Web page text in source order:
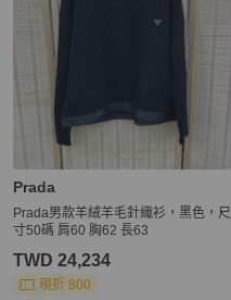
Prada
Prada男款羊絨羊毛針織衫，黑色，尺
寸50碼 肩60 胸62 長63
TWD 24,234
現折 800